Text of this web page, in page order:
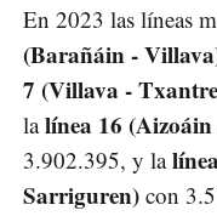
En 2023 las líneas
(Barañáin -
7 (Villava -
lalínea 16
3.902.395, y la
Sarriguren) con